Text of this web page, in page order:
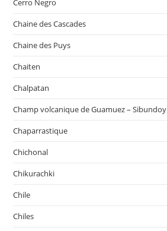
Cerro Negro
Chaine des Cascades
Chaine des Puys
Chaiten
Chalpatan
Champ volcanique de Guamuez – Sibundoy
Chaparrastique
Chichonal
Chikurachki
Chile
Chiles